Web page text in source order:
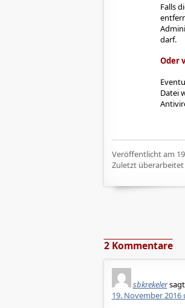
Falls
darf.
Oder
Datei
Veröffentlicht am
Zuletzt überarbeitet
2 Kommentare
sbkrekeler
19. November 2016